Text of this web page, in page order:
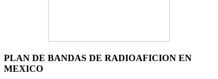
PLAN DE BANDAS DE RADIOAFICION EN
MEXICO